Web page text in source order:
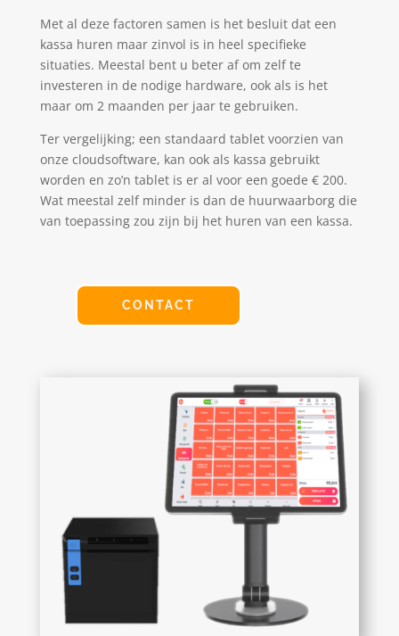
Met al deze factoren samen is het besluit dat een
kassa huren maar zinvol is in heel specifieke
situaties. Meestal bent u beter af om zelf te
investeren in de nodige hardware, ook als is het
maar om 2 maanden per jaar te gebruiken.
Ter vergelijking; een standaard tablet voorzien van
onze cloudsoftware, kan ook als kassa gebruikt
worden en zo’n tablet is er al voor een goede € 200.
Wat meestal zelf minder is dan de huurwaarborg die
van toepassing zou zijn bij het huren van een kassa.
CONTACT